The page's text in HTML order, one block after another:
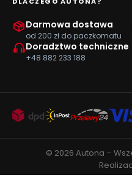
Darmowa dostawa
od 200 zł do paczkomatu
Doradztwo techniczne
+48 882 233 188
© 2026 Autona –